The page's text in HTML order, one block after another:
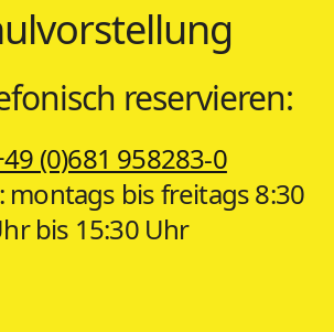
reservieren:
(0)681 958283-0
montags bis freitags 8:30
bis 15:30 Uhr